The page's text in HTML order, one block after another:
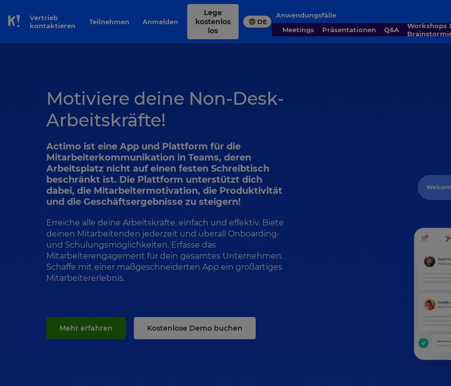
Skip to Page content
Vertrieb
kontaktieren
Teilnehmen Anmelden
Lege
kostenlos
los
DE
Anwendungsfälle
Meetings
Präsentationen Q&A
Workshops &
Motiviere deine Non-Desk-
Arbeitskräfte!
Actimo ist eine App und Plattform für die
Mitarbeiterkommunikation in Teams, deren
Arbeitsplatz nicht auf einen festen Schreibtisch
beschränkt ist. Die Plattform unterstützt dich
dabei, die Mitarbeitermotivation, die Produktivität
und die Geschäftsergebnisse zu steigern!
Erreiche alle deine Arbeitskräfte, einfach und effektiv. Biete
deinen Mitarbeitenden jederzeit und überall Onboarding-
und Schulungsmöglichkeiten. Erfasse das
Mitarbeiterengagement für dein gesamtes Unternehmen.
Schaffe mit einer maßgeschneiderten App ein großartiges
Mitarbeitererlebnis.
Mehr erfahren Kostenlose Demo buchen